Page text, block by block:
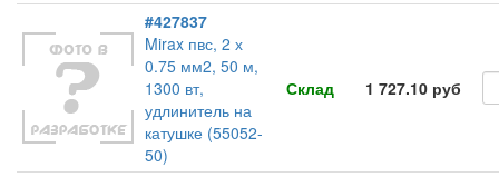
#427837
Mirax пвс, 2 х
0.75 мм2, 50 м,
1300 вт,
удлинитель на
катушке (55052-
50)
Склад 1 727.10 руб